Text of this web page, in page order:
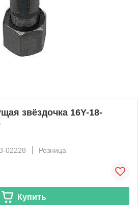
звёздочка 16Y-18-
02228
Розница
Купить